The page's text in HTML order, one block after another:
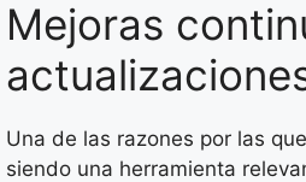
Mejoras
Una de las razones por las
siendo una herramienta